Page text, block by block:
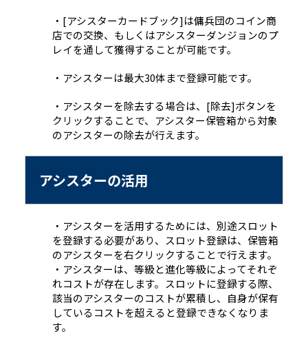
・[アシスターカードブック]は傭兵団のコイン商
店での交換、もしくはアシスターダンジョンのプ
レイを通して獲得することが可能です。
・アシスターは最大30体まで登録可能です。
・アシスターを除去する場合は、[除去]ボタンを
クリックすることで、アシスター保管箱から対象
のアシスターの除去が行えます。
アシスターの活用
・アシスターを活用するためには、別途スロット
を登録する必要があり、スロット登録は、保管箱
のアシスターを右クリックすることで行えます。
・アシスターは、等級と進化等級によってそれぞ
れコストが存在します。スロットに登録する際、
該当のアシスターのコストが累積し、自身が保有
しているコストを超えると登録できなくなりま
す。